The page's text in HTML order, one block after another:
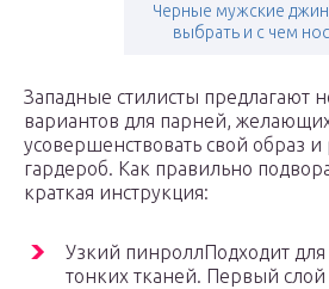
Черные мужские
выбрать и с чем
Западные стилисты предлагают
вариантов для парней,
усовершенствовать свой образ и
гардероб. Как правильно
краткая инструкция:
Узкий пинроллПодходит
тонких тканей. Первый слой